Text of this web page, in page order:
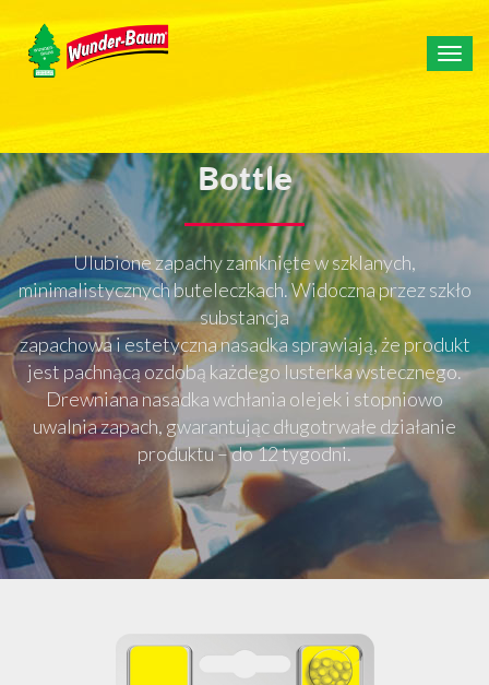
Bottle
Ulubione zapachy zamknięte w szklanych,
minimalistycznych buteleczkach. Widoczna przez szkło
substancja
zapachowa i estetyczna nasadka sprawiają, że produkt
jest pachnącą ozdobą każdego lusterka wstecznego.
Drewniana nasadka wchłania olejek i stopniowo
uwalnia zapach, gwarantując długotrwałe działanie
produktu – do 12 tygodni.